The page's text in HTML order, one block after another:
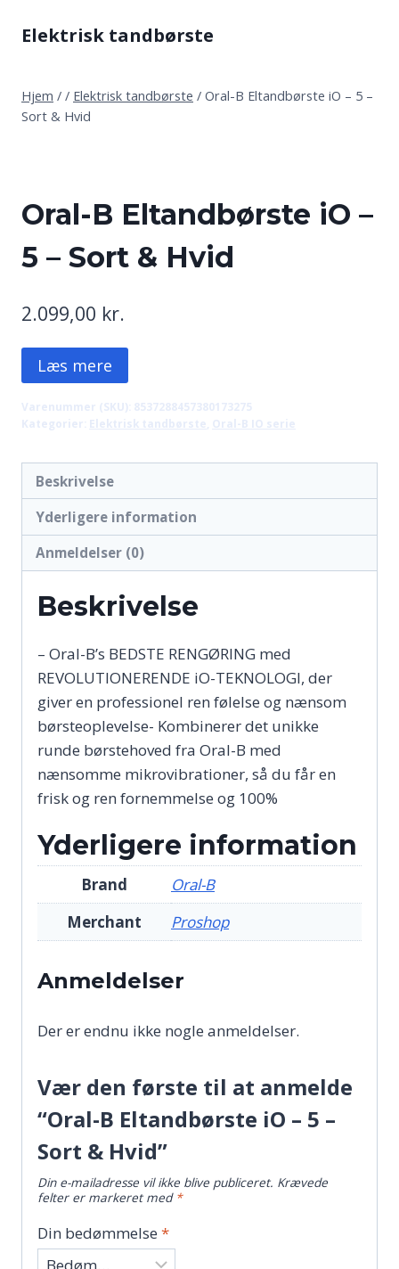
Elektrisk tandbørste
Hjem / / Elektrisk tandbørste / Oral-B Eltandbørste iO – 5 –
Sort & Hvid
Oral-B Eltandbørste iO –
5 – Sort & Hvid
2.099,00 kr.
Læs mere
Varenummer (SKU): 8537288457380173275
Kategorier: Elektrisk tandbørste Oral-B IO serie
Beskrivelse
Yderligere information
Anmeldelser (0)
Beskrivelse
– Oral-B’s BEDSTE RENGØRING med
REVOLUTIONERENDE iO-TEKNOLOGI, der
giver en professionel ren følelse og nænsom
børsteoplevelse- Kombinerer det unikke
runde børstehoved fra Oral-B med
nænsomme mikrovibrationer, så du får en
frisk og ren fornemmelse og 100%
Yderligere information
Brand
Oral-B
Merchant
Proshop
Anmeldelser
Der er endnu ikke nogle anmeldelser.
Vær den første til at anmelde
“Oral-B Eltandbørste iO – 5 –
Sort & Hvid”
Din e-mailadresse vil ikke blive publiceret. Krævede
felter er markeret med *
Din bedømmelse *